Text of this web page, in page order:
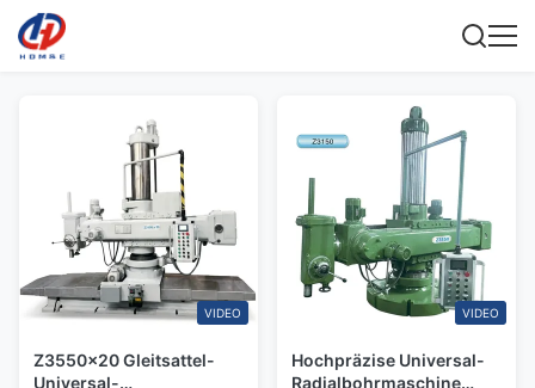
VIDEO
Z3550×20 Gleitsattel-
Universal-
VIDEO
Hochpräzise Universal-
Radialbohrmaschine